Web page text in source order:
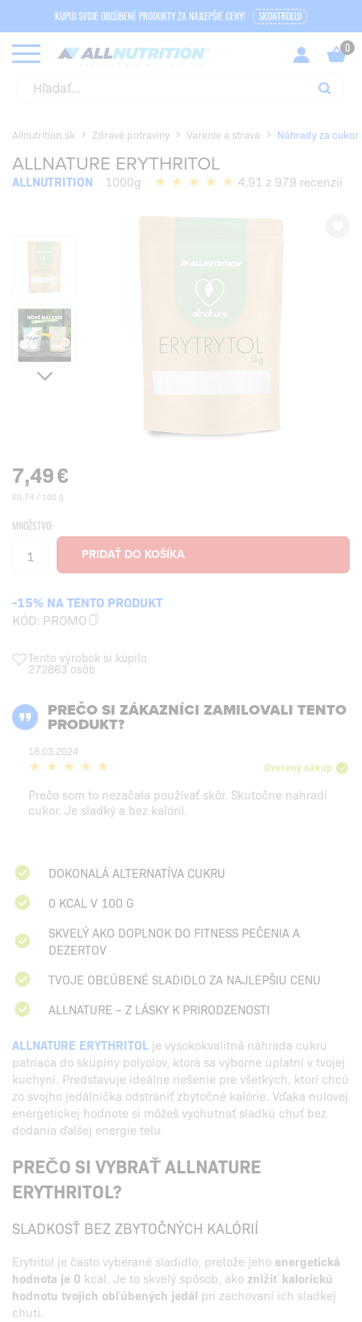
KUPUJ SVOJE OBĽÚBENÉ PRODUKTY ZA NAJLEPŠIE CENY! SKONTROLUJ
Allnutrition.sk Zdravé potraviny Varenie a strava Náhrady za cukor
ALLNATURE ERYTHRITOL
ALLNUTRITION 1000g 4,91 z 979 recenzií
7,49€
€0,74 / 100 g
MNOŽSTVO:
-15% NA TENTO PRODUKT
KÓD: PROMO
Tento výrobok si kúpilo
272863 osôb
PREČO SI ZÁKAZNÍCI ZAMILOVALI TENTO
PRODUKT?
18.03.2024
Overený nákup
Prečo som to nezačala používať skôr. Skutočne nahradí
cukor. Je sladký a bez kalórií.
DOKONALÁ ALTERNATÍVA CUKRU
0 KCAL V 100 G
SKVELÝ AKO DOPLNOK DO FITNESS PEČENIA A
DEZERTOV
TVOJE OBĽÚBENÉ SLADIDLO ZA NAJLEPŠIU CENU
ALLNATURE – Z LÁSKY K PRIRODZENOSTI
ALLNATURE ERYTHRITOL je vysokokvalitná náhrada cukru
patriaca do skupiny polyolov, ktorá sa výborne uplatní v tvojej
kuchyni. Predstavuje ideálne riešenie pre všetkých, ktorí chcú
zo svojho jedálnička odstrániť zbytočné kalórie. Vďaka nulovej
energetickej hodnote si môžeš vychutnať sladkú chuť bez
dodania ďalšej energie telu.
PREČO SI VYBRAŤ ALLNATURE
ERYTHRITOL?
SLADKOSŤ BEZ ZBYTOČNÝCH KALÓRIÍ
Erytritol je často vyberané sladidlo, pretože jeho energetická
hodnota je 0 kcal. Je to skvelý spôsob, ako znižiť kalorickú
hodnotu tvojich obľúbených jedál pri zachovaní ich sladkej
chuti.